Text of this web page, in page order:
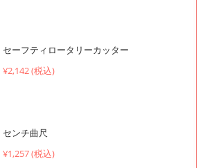
セーフティロータリーカッター
¥2,142 (税込)
センチ曲尺
¥1,257 (税込)